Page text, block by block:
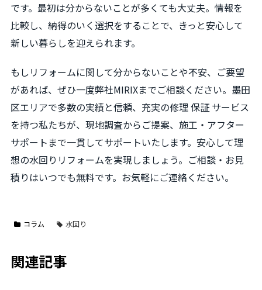
です。最初は分からないことが多くても大丈夫。情報を
比較し、納得のいく選択をすることで、きっと安心して
新しい暮らしを迎えられます。
もしリフォームに関して分からないことや不安、ご要望
があれば、ぜひ一度弊社MIRIXまでご相談ください。墨田
区エリアで多数の実績と信頼、充実の修理 保証 サービス
を持つ私たちが、現地調査からご提案、施工・アフター
サポートまで一貫してサポートいたします。安心して理
想の水回りリフォームを実現しましょう。ご相談・お見
積りはいつでも無料です。お気軽にご連絡ください。
コラム 水回り
関連記事